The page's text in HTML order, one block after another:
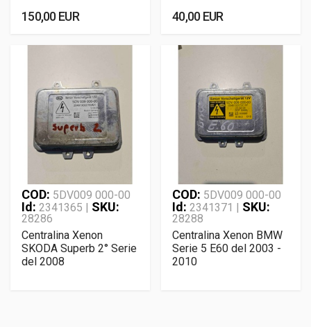
150,00 EUR 40,00 EUR
COD: 5DV009 000-00
Id: 2341365 | SKU:
28286
Centralina Xenon
SKODA Superb 2° Serie
del 2008
COD: 5DV009 000-00
Id: 2341371 | SKU:
28288
Centralina Xenon BMW
Serie 5 E60 del 2003 -
2010